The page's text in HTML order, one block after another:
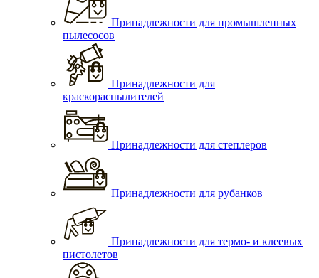
Принадлежности для промышленных
пылесосов
Принадлежности для
краскораспылителей
Принадлежности для степлеров
Принадлежности для рубанков
Принадлежности для термо- и клеевых
пистолетов